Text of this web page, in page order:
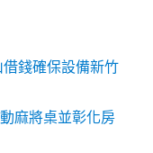
錢確保設備新竹
麻將桌並彰化房